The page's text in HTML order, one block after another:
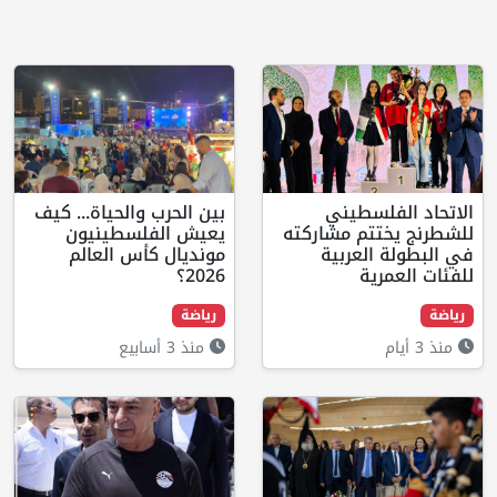
مشاركته
بين الحرب والحياة... كيف
يعيش الفلسطينيون
مونديال كأس العالم
2026؟